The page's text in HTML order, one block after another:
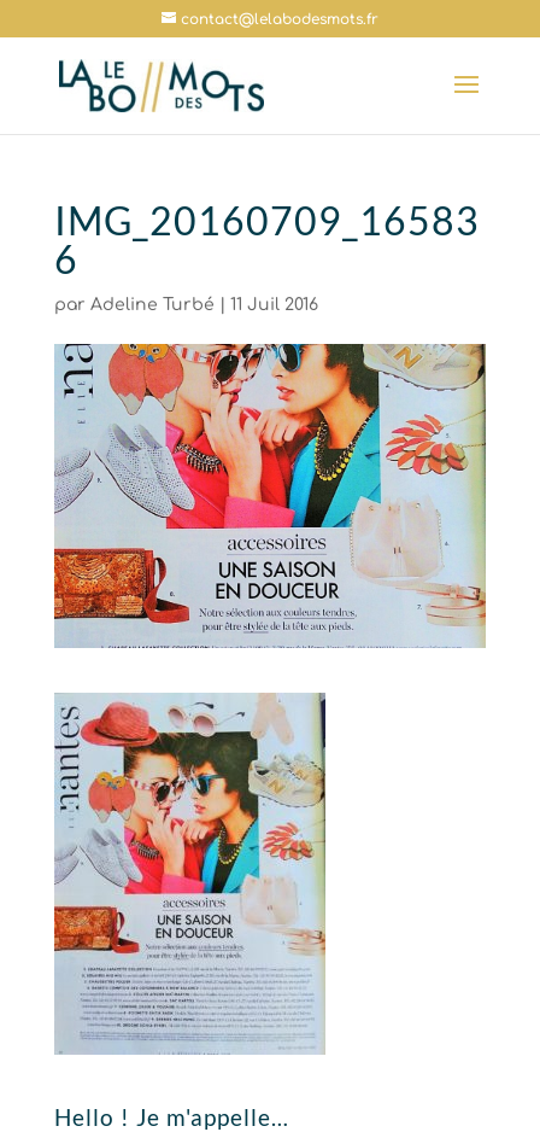
contact@lelabodesmots.fr
IMG_20160709_16583
6
par Adeline Turbé 11 Juil 2016
Hello ! Je m'appelle…